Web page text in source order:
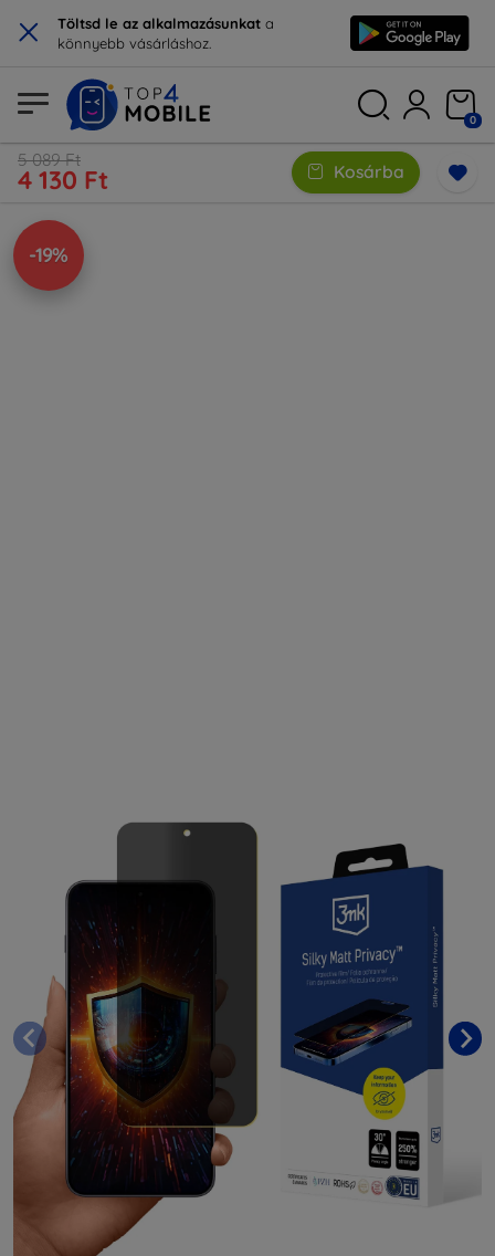
× Töltsd le az alkalmazásunkat a
könnyebb vásárláshoz.
0
5 089 Ft
4 130 Ft Kosárba
-19%